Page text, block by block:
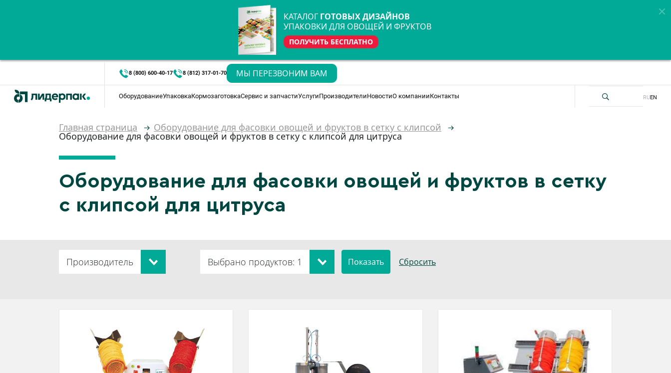
КАТАЛОГ ГОТОВЫХ ДИЗАЙНОВ
УПАКОВКИ ДЛЯ ОВОЩЕЙ И ФРУКТОВ
ПОЛУЧИТЬ БЕСПЛАТНО
8 (800) 600-40-17 8 (812) 317-01-70 МЫ ПЕРЕЗВОНИМ ВАМ
ОборудованиеУпаковкаКормозаготовкаСервис и запчастиУслугиПроизводителиНовостиО компанииКонтакты RUEN
Главная страница Оборудование для фасовки овощей и фруктов в сетку с клипсой
Оборудование для фасовки овощей и фруктов в сетку с клипсой для цитруса
Оборудование для фасовки овощей и фруктов в сетку
с клипсой для цитруса
Производитель Выбрано продуктов: 1